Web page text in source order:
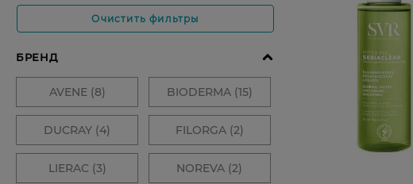
Очистить фильтры